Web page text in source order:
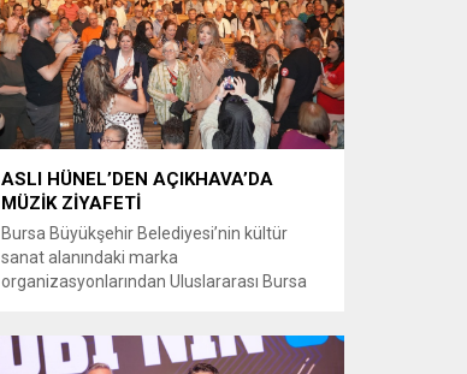
ASLI HÜNEL’DEN AÇIKHAVA’DA
MÜZİK ZİYAFETİ
Bursa Büyükşehir Belediyesi’nin kültür
sanat alanındaki marka
organizasyonlarından Uluslararası Bursa
Büyükşehir Belediyesi adına Bursa Kültür